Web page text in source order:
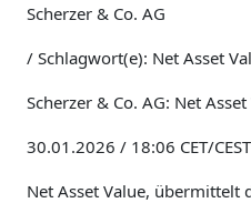
Scherzer & Co. AG
/ Schlagwort(e): Net Asset
Scherzer & Co. AG: Net
30.01.2026 / 18:06 CET/CEST
Net Asset Value, übermittelt